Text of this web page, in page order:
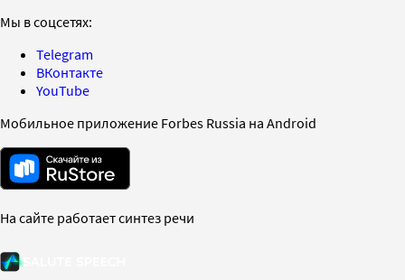
Мы в соцсетях:
Telegram
ВКонтакте
YouTube
Мобильное приложение Forbes Russia на Android
На сайте работает синтез речи